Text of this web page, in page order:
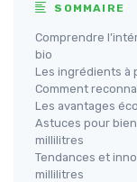
SOMMAIRE
Comprendre
bio
Les ingrédients à
Comment
Les avantages
Astuces pour
millilitres
Tendances et
millilitres